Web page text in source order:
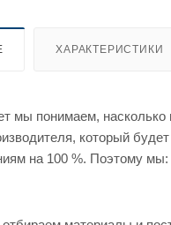
ХАРАКТЕРИСТИКИ
мы понимаем, насколько
который
на 100 %. Поэтому мы: